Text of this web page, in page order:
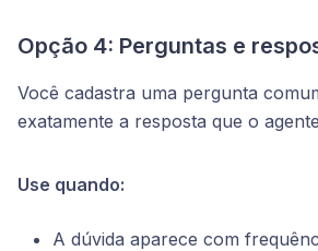
Opção 4: Perguntas e
Você cadastra uma pergunta
exatamente a resposta que o
Use quando:
A dúvida aparece com